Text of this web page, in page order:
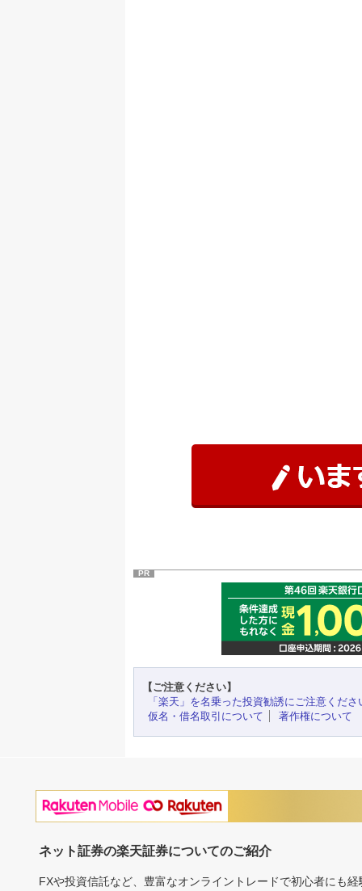
PR
【ご注意ください】
「楽天」を名乗った投資勧誘にご注意くださ
仮名・借名取引について
著作権について
ネット証券の楽天証券についてのご紹介
FXや投資信託など、豊富なオンライントレードで初心者にも